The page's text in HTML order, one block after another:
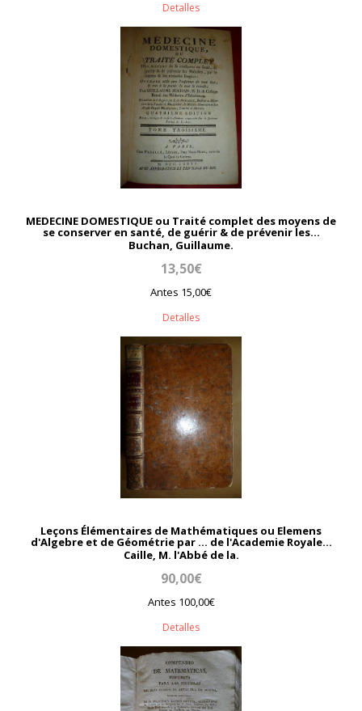
Detalles
MEDECINE DOMESTIQUE ou Traité complet des moyens de
se conserver en santé, de guérir & de prévenir les...
Buchan, Guillaume.
13,50€
Antes 15,00€
Detalles
Leçons Élémentaires de Mathématiques ou Elemens
d'Algebre et de Géométrie par ... de l'Academie Royale...
Caille, M. l'Abbé de la.
90,00€
Antes 100,00€
Detalles